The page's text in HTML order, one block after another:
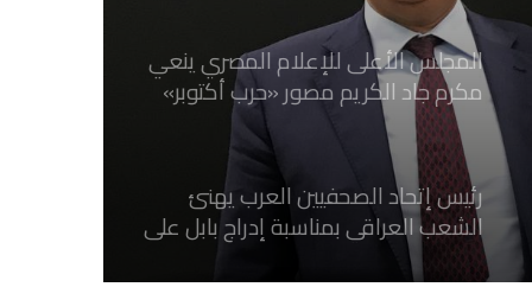
رئيس إتحاد الصحفيين العرب يهنئ
الشعب العراقي بمناسبة إدراج بابل على
لائحة التراث العالمي
هيئة أبوظبي للغة العربية لدعم
متحدثي اللغة العربية